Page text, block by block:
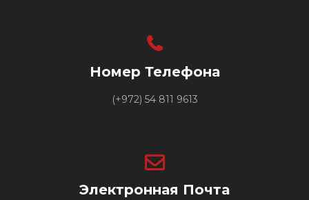
Номер Телефона
(+972) 54 811 9613
Электронная Почта